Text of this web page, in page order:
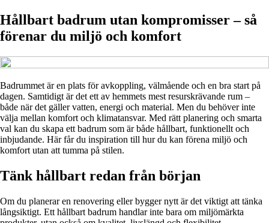
Hållbart badrum utan kompromisser – så
förenar du miljö och komfort
Badrummet är en plats för avkoppling, välmående och en bra start på
dagen. Samtidigt är det ett av hemmets mest resurskrävande rum –
både när det gäller vatten, energi och material. Men du behöver inte
välja mellan komfort och klimatansvar. Med rätt planering och smarta
val kan du skapa ett badrum som är både hållbart, funktionellt och
inbjudande. Här får du inspiration till hur du kan förena miljö och
komfort utan att tumma på stilen.
Tänk hållbart redan från början
Om du planerar en renovering eller bygger nytt är det viktigt att tänka
långsiktigt. Ett hållbart badrum handlar inte bara om miljömärkta